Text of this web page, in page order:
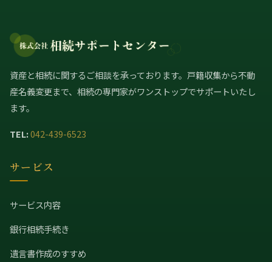
資産と相続に関するご相談を承っております。戸籍収集から不動
産名義変更まで、相続の専門家がワンストップでサポートいたし
ます。
TEL:042-439-6523
サービス
サービス内容
銀行相続手続き
遺言書作成のすすめ